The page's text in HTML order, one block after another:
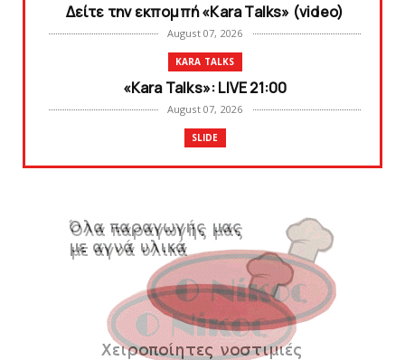
Δείτε την εκπομπή «Kara Talks» (video)
August 07, 2026
KARA TALKS
«Kara Talks»: LIVE 21:00
August 07, 2026
SLIDE
Κύπελλο: Την Τετάρτη 19 Αυγούστου το Νίκη
SLIDE
Πανιώνιος: O άξονας που «γεμίζει»
ποιότητα και εμπειρία!
August 07, 2026
KARA TALKS
«Kara Talks» LIVE: Παρασκευή στις 21:00